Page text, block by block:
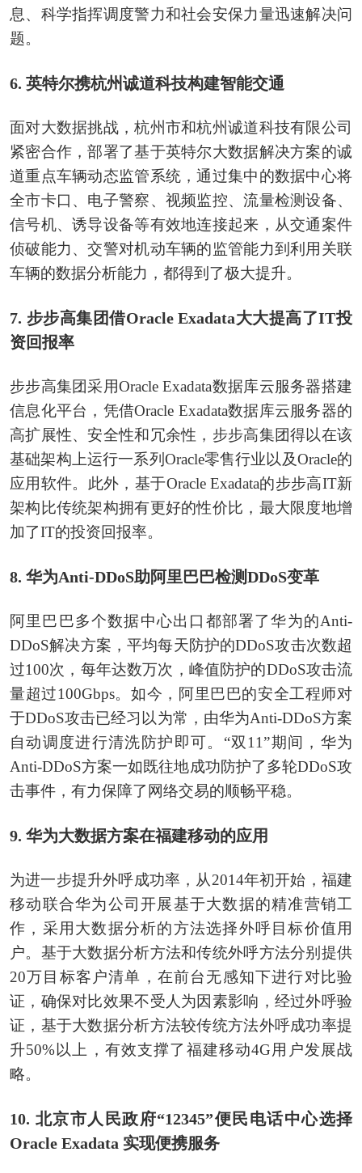
息、科学指挥调度警力和社会安保力量迅速解决问
题。
6. 英特尔携杭州诚道科技构建智能交通
面对大数据挑战，杭州市和杭州诚道科技有限公司
紧密合作，部署了基于英特尔大数据解决方案的诚
道重点车辆动态监管系统，通过集中的数据中心将
全市卡口、电子警察、视频监控、流量检测设备、
信号机、诱导设备等有效地连接起来，从交通案件
侦破能力、交警对机动车辆的监管能力到利用关联
车辆的数据分析能力，都得到了极大提升。
7. 步步高集团借Oracle Exadata大大提高了IT投
资回报率
步步高集团采用Oracle Exadata数据库云服务器搭建
信息化平台，凭借Oracle Exadata数据库云服务器的
高扩展性、安全性和冗余性，步步高集团得以在该
基础架构上运行一系列Oracle零售行业以及Oracle的
应用软件。此外，基于Oracle Exadata的步步高IT新
架构比传统架构拥有更好的性价比，最大限度地增
加了IT的投资回报率。
8. 华为Anti-DDoS助阿里巴巴检测DDoS变革
阿里巴巴多个数据中心出口都部署了华为的Anti-
DDoS解决方案，平均每天防护的DDoS攻击次数超
过100次，每年达数万次，峰值防护的DDoS攻击流
量超过100Gbps。如今，阿里巴巴的安全工程师对
于DDoS攻击已经习以为常，由华为Anti-DDoS方案
自动调度进行清洗防护即可。“双11”期间，华为
Anti-DDoS方案一如既往地成功防护了多轮DDoS攻
击事件，有力保障了网络交易的顺畅平稳。
9. 华为大数据方案在福建移动的应用
为进一步提升外呼成功率，从2014年初开始，福建
移动联合华为公司开展基于大数据的精准营销工
作，采用大数据分析的方法选择外呼目标价值用
户。基于大数据分析方法和传统外呼方法分别提供
20万目标客户清单，在前台无感知下进行对比验
证，确保对比效果不受人为因素影响，经过外呼验
证，基于大数据分析方法较传统方法外呼成功率提
升50%以上，有效支撑了福建移动4G用户发展战
略。
10. 北京市人民政府“12345”便民电话中心选择
Oracle Exadata 实现便携服务